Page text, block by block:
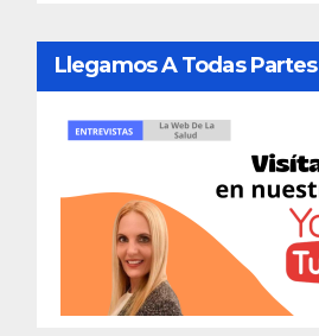
Llegamos A Todas Partes